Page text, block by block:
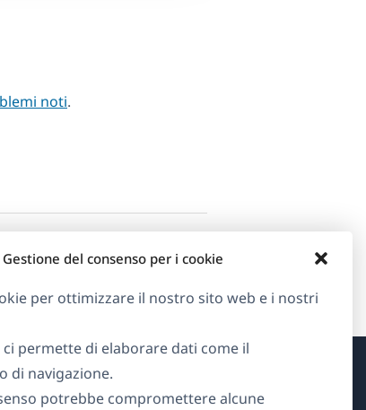
Gestione del consenso per i cookie
per ottimizzare il nostro sito web e i nostri
permette di elaborare dati come il
di navigazione.
potrebbe compromettere alcune
noti.
Informazioni su WPML